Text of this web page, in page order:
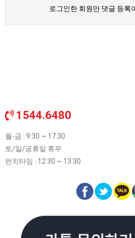
로그인한 회원만 댓글 등록
1544.6480
월-금 : 9:30 ~ 17:30
토/일/공휴일 휴무
런치타임 : 12:30 ~ 13:30